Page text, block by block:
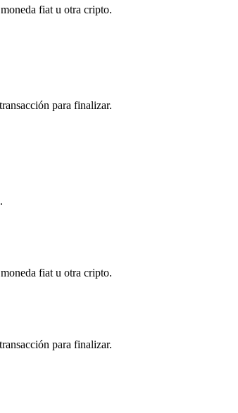
fiat u otra cripto.
para finalizar.
fiat u otra cripto.
para finalizar.